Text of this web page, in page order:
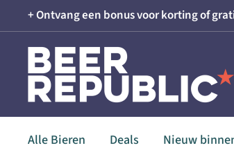
to
content
+ Ontvang een bonus voor korting of
Beer
Republic
Alle Bieren Deals Nieuw